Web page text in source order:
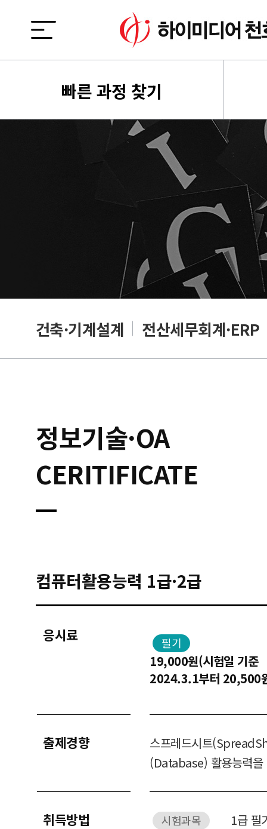
빠른 과정 찾기
건축·기계설계 전산세무회계·ERP
정보기술·OA
CERITIFICATE
컴퓨터활용능력 1급·2급
응시료 필기
19,000원(시험일 기준
2024.3.1부터 20,500
출제경향
스프레드시트
(Database) 활용능력을
취득방법 시험과목
1급 필